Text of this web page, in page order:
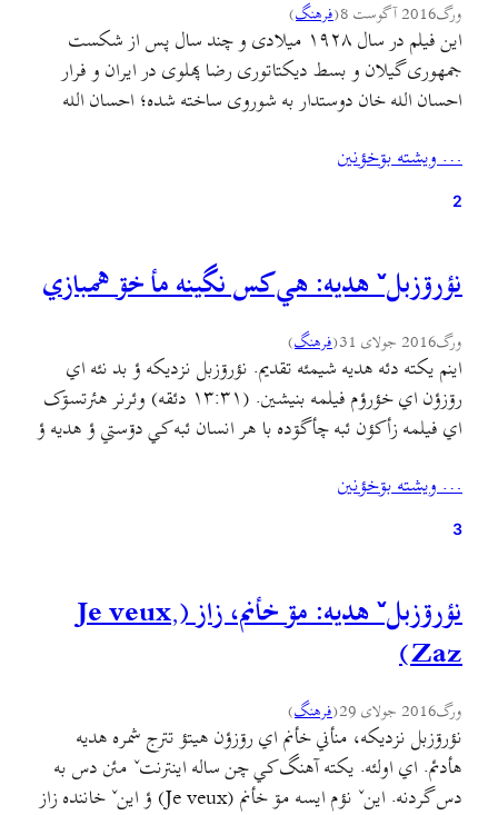
ورگ2016 آگوست 8 (فرهنگ)
این فیلم در سال ۱۹۲۸ میلادی و چند سال پس از شکست
جمهوری گیلان و بسط دیکتاتوری رضا پهلوی در ایران و فرار
احسان الله خان دوستدار به شوروی ساخته شده؛ احسان الله
ماه برنزی و با کارگردانی لئو مور ساخته…
… ويشته بۊخؤنين
2
نؤرۊزبلˇ هديه: هي کس نگینه مأ خۊ همبازي
ورگ2016 جولای 31 (فرهنگ)
اينم يکته دئه هديه شيمئه تقديم. نؤرۊزبل نزديکه ؤ بد نئه اي
رۊزؤن اي خؤرؤم فيلمه بنيشين. (۱۳:۳۱ دئقه) وئرنر هئرتسۊک
اي فيلمه زأکؤن ئبه چأگۊده با هر انسان ئبه کي دۊستي ؤ هديه ؤ
ائره’ جي جيرأکشين يا ائره نيگا بکۊنين:
… ويشته بۊخؤنين
3
نؤرۊزبلˇ هديه: مۊ خأنم، زاز (Je veux,
Zaz)
ورگ2016 جولای 29 (فرهنگ)
نؤرۊزبل نزديکه، منأني خأنم اي رۊزؤن هيتؤ تترج شمره هديه
هأدئم. اي اولئه. يکته آهنگ کي چن ساله اينترنتˇ مئن دس به
دس گردنه. اينˇ نؤم ايسه مۊ خأنم (Je veux) ؤ اينˇ خاننده زاز